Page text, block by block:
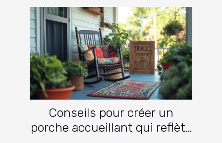
Conseils pour créer un
porche accueillant qui reflète